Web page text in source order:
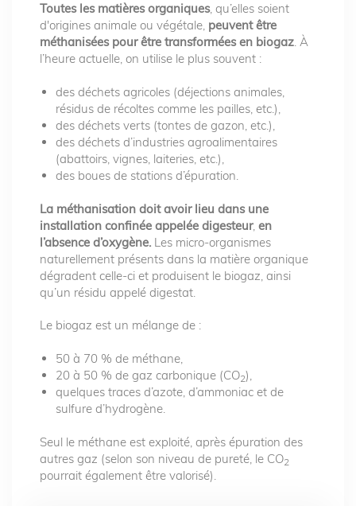
Toutes les matières organiques, qu’elles soient
d'origines animale ou végétale, peuvent être
méthanisées pour être transformées en biogaz. À
l’heure actuelle, on utilise le plus souvent :
des déchets agricoles (déjections animales,
résidus de récoltes comme les pailles, etc.),
des déchets verts (tontes de gazon, etc.),
des déchets d’industries agroalimentaires
(abattoirs, vignes, laiteries, etc.),
des boues de stations d’épuration.
La méthanisation doit avoir lieu dans une
installation confinée appelée digesteur, en
l’absence d’oxygène. Les micro-organismes
naturellement présents dans la matière organique
dégradent celle-ci et produisent le biogaz, ainsi
qu’un résidu appelé digestat.
Le biogaz est un mélange de :
50 à 70 % de méthane,
20 à 50 % de gaz carbonique (CO2),
quelques traces d’azote, d’ammoniac et de
sulfure d’hydrogène.
Seul le méthane est exploité, après épuration des
autres gaz (selon son niveau de pureté, le CO2
pourrait également être valorisé).